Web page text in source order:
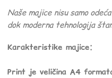
Naše majice nisu samo
dok moderna tehnologija
Karakteristike majice:
Print je veličina A4